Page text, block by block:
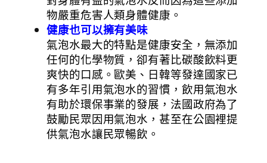
物嚴重危害人類身體健康。
健康也可以擁有美味
氣泡水最大的特點是健康安全，無添加
任何的化學物質，卻有著比碳酸飲料更
爽快的口感。歐美、日韓等發達國家已
有多年引用氣泡水的習慣，飲用氣泡水
有助於環保事業的發展，法國政府為了
鼓勵民眾因用氣泡水，甚至在公園裡提
供氣泡水讓民眾暢飲。